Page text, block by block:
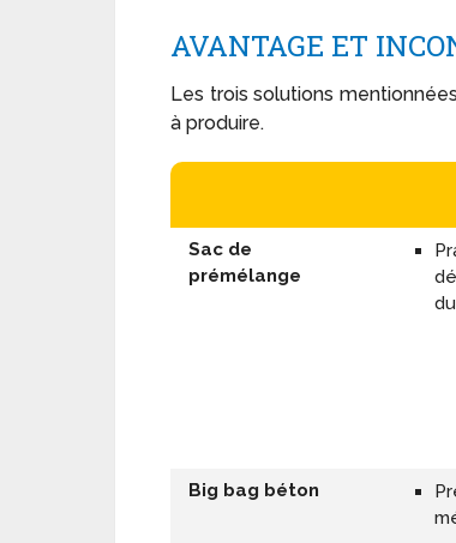
AVANTAGE ET
Les trois solutions
à produire.
Sac de
prémélange
Big bag béton